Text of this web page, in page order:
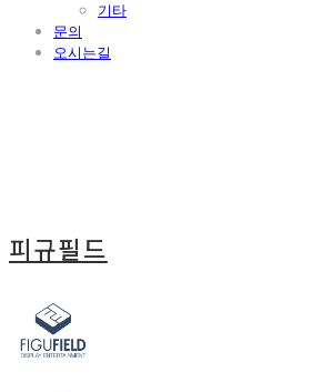
기타
문의
오시는길
피규필드